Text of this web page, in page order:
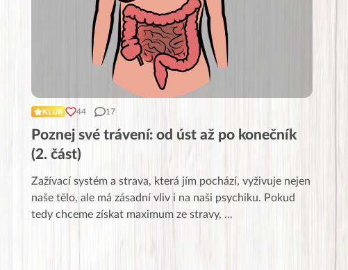
KLUB 44 17
Poznej své trávení: od úst až po konečník
(2. část)
Zažívací systém a strava, která jím pochází, vyživuje nejen
naše tělo, ale má zásadní vliv i na naši psychiku. Pokud
tedy chceme získat maximum ze stravy, ...